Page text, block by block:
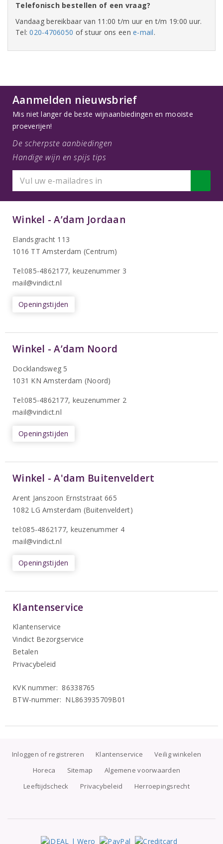
Telefonisch bestellen of een vraag?
Vandaag bereikbaar van 11:00 t/m uur en t/m 19:00 uur.
Tel:020-4706050 of stuur ons eene-mail.
Aanmelden nieuwsbrief
Mis niet langer de beste wijnaanbiedingen en mooiste
proeverijen!
De scherpste aanbiedingen
Handige wijn en spijs tips
Winkel - A’dam Jordaan
Elandsgracht 113
1016 TT Amsterdam (Centrum)
Tel:085-4862177, keuzenummer 3
mail@vindict.nl
Openingstijden
Winkel - A’dam Noord
Docklandsweg 5
1031 KN Amsterdam (Noord)
Tel:085-4862177, keuzenummer 2
mail@vindict.nl
Openingstijden
Winkel - A'dam Buitenveldert
Arent Janszoon Ernststraat 665
1082 LG Amsterdam (Buitenveldert)
tel:085-4862177, keuzenummer 4
mail@vindict.nl
Openingstijden
Klantenservice
Klantenservice
Vindict Bezorgservice
Betalen
Privacybeleid
KVK nummer: 86338765
BTW-nummer: NL863935709B01
Inloggen of registreren Klantenservice
Veilig winkelen
Horeca
Sitemap
Algemene voorwaarden
Leeftijdscheck
Privacybeleid Herroepingsrecht